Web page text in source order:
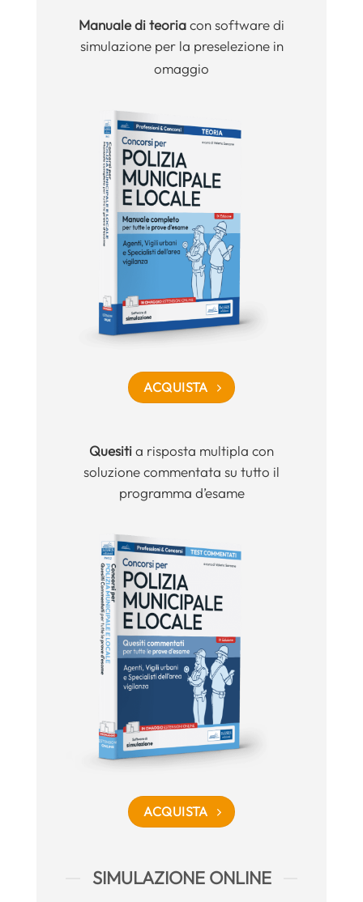
Manualedi teoriacon software di
simulazione per la preselezione in
omaggio
ACQUISTA
Quesitia risposta multipla con
soluzione commentata su tutto il
programma d’esame
ACQUISTA
SIMULAZIONE ONLINE